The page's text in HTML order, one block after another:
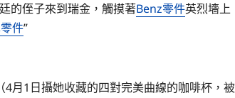
廷的侄子來到瑞金，觸摸著Benz零件英烈墻上
件”
月1日攝她收藏的四對完美曲線的咖啡杯，被